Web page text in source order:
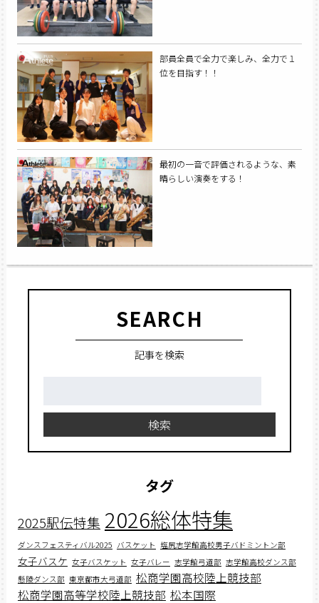
部員全員で全力で楽しみ、全力で１
位を目指す！！
最初の一音で評価されるような、素
晴らしい演奏をする！
SEARCH
記事を検索
検索
タグ
2025駅伝特集 2026総体特集
ダンスフェスティバル2025 バスケット 塩尻志学館高校男子バドミントン部
女子バスケ 女子バスケット 女子バレー 志学館弓道部 志学館高校ダンス部
懸陵ダンス部 東京都市大弓道部 松商学園高校陸上競技部
松商学園高等学校陸上競技部 松本国際